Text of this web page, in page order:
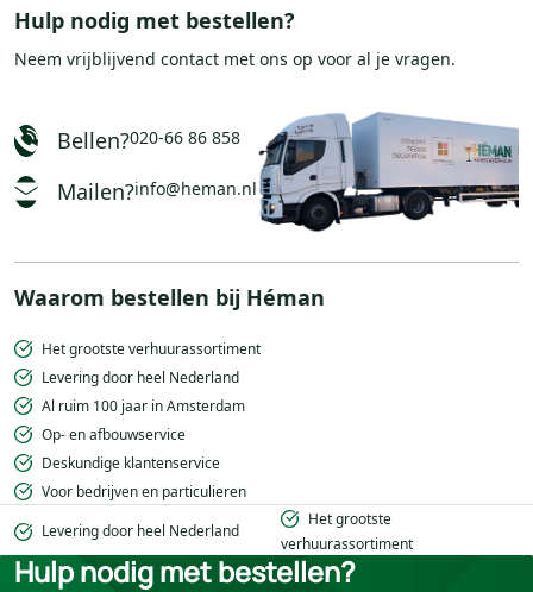
Hulp nodig met bestellen?
Neem vrijblijvend contact met ons op voor al je vragen.
Bellen?020-66 86 858
Mailen?info@heman.nl
Waarom bestellen bij Héman
Het grootste verhuurassortiment
Levering door heel Nederland
Al ruim 100 jaar in Amsterdam
Op- en afbouwservice
Deskundige klantenservice
Voor bedrijven en particulieren
Levering door heel Nederland
Het grootste
verhuurassortiment
Hulp nodig met bestellen?